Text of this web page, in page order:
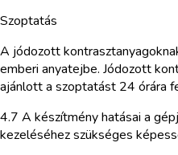
Szoptatás
A jódozott
emberi anyatejbe. Jódozott
ajánlott a szoptatást 24 órára
4.7 A készítmény hatásai a
kezeléséhez szükséges